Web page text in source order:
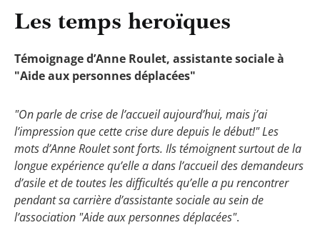
Les temps heroïques
Témoignage d’Anne Roulet, assistante sociale à
"Aide aux personnes déplacées"
"On parle de crise de l’accueil aujourd’hui, mais j’ai
l’impression que cette crise dure depuis le début!" Les
mots d’Anne Roulet sont forts. Ils témoignent surtout de la
longue expérience qu’elle a dans l’accueil des demandeurs
d’asile et de toutes les difficultés qu’elle a pu rencontrer
pendant sa carrière d’assistante sociale au sein de
l’association "Aide aux personnes déplacées".